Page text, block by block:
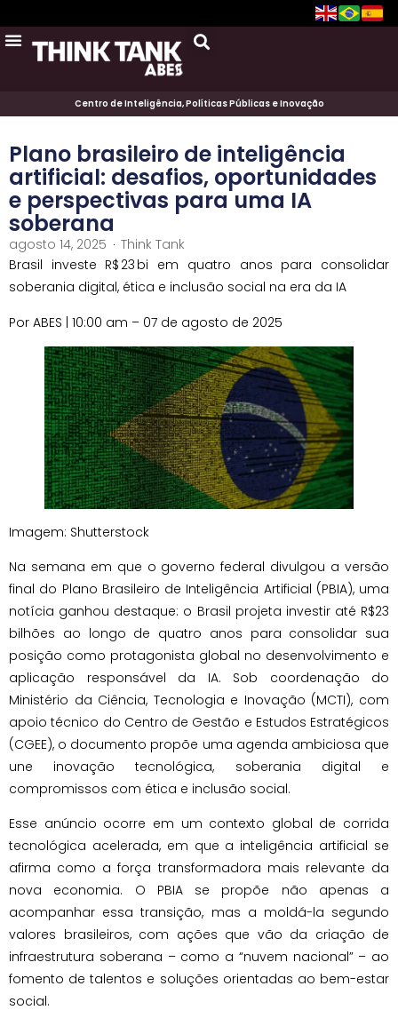
Centro de Inteligência, Políticas Públicas e Inovação
Plano brasileiro de inteligência
artificial: desafios, oportunidades
e perspectivas para uma IA
soberana
agosto 14, 2025
Think Tank
Brasil investe R$ 23 bi em quatro anos para consolidar
soberania digital, ética e inclusão social na era da IA
Por ABES | 10:00 am – 07 de agosto de 2025
Imagem: Shutterstock
Na semana em que o governo federal divulgou a versão
final do Plano Brasileiro de Inteligência Artificial (PBIA), uma
notícia ganhou destaque: o Brasil projeta investir até R$23
bilhões ao longo de quatro anos para consolidar sua
posição como protagonista global no desenvolvimento e
aplicação responsável da IA. Sob coordenação do
Ministério da Ciência, Tecnologia e Inovação (MCTI), com
apoio técnico do Centro de Gestão e Estudos Estratégicos
(CGEE), o documento propõe uma agenda ambiciosa que
une inovação tecnológica, soberania digital e
compromissos com ética e inclusão social.
Esse anúncio ocorre em um contexto global de corrida
tecnológica acelerada, em que a inteligência artificial se
afirma como a força transformadora mais relevante da
nova economia. O PBIA se propõe não apenas a
acompanhar essa transição, mas a moldá-la segundo
valores brasileiros, com ações que vão da criação de
infraestrutura soberana – como a “nuvem nacional” – ao
fomento de talentos e soluções orientadas ao bem-estar
social.